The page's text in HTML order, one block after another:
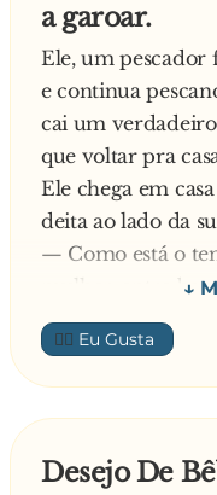
- Desejo que
exceção de mim,
tornem-se fêmeas.
E o desejo foi
O coelho, como
capacete. Foi
e imediatamente
coelho,
- Bem, eu desejo
a garoar.
Ele, um pescador
e continua
cai um
que voltar pra
Ele chega em
deita ao lado da
— Como está o
mulher, entre
baixo do
— Uma d**...! Tá
que vai acabar o
— Há! Há! Há!
👍🏼
Desejo De